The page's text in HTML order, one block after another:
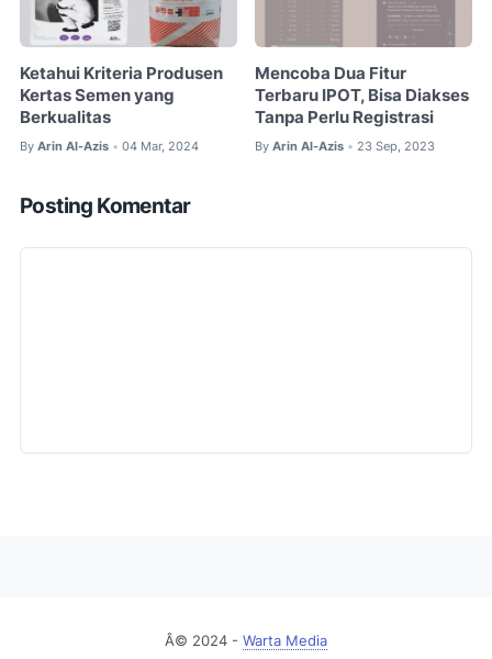
Ketahui Kriteria Produsen
Kertas Semen yang
Berkualitas
By Arin Al-Azis • 04 Mar, 2024
Mencoba Dua Fitur
Terbaru IPOT, Bisa Diakses
Tanpa Perlu Registrasi
By Arin Al-Azis • 23 Sep, 2023
Posting Komentar
Â© 2024 - Warta Media